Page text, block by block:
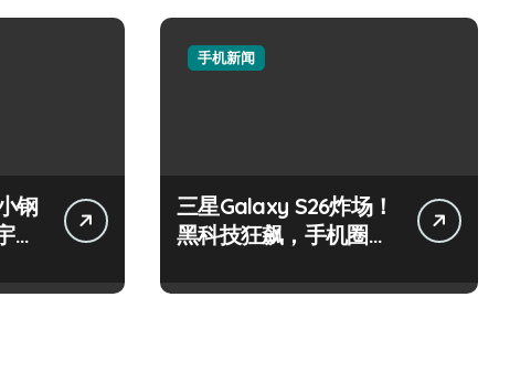
钢
手机新闻
三星Galaxy S26炸场！
黑科技狂飙，手机圈要